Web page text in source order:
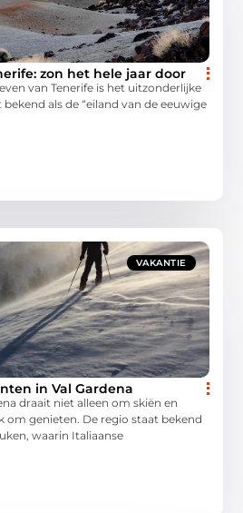
zon het hele jaar door
van Tenerife is het uitzonderlijke
als de “eiland van de eeuwige
VAKANTIE
in Val Gardena
draait niet alleen om skiën en
om genieten. De regio staat bekend
waarin Italiaanse